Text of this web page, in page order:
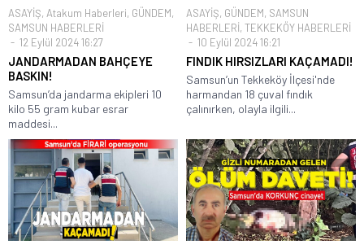
ASAYİŞ, Atakum Haberleri, GÜNDEM,
SAMSUN HABERLERİ
12 Eylül 2024 16:27
JANDARMADAN BAHÇEYE
BASKIN!
Samsun’da jandarma ekipleri 10
kilo 55 gram kubar esrar
maddesi...
ASAYİŞ, GÜNDEM, SAMSUN
HABERLERİ, TEKKEKÖY HABERLERİ
10 Eylül 2024 16:21
FINDIK HIRSIZLARI KAÇAMADI!
Samsun’un Tekkeköy İlçesi'nde
harmandan 18 çuval fındık
çalınırken, olayla ilgili...